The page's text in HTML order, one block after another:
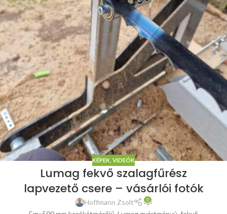
KÉPEK, VIDEÓK
Lumag fekvő szalagfűrész
lapvezető csere – vásárlói fotók
Hoffmann Zsolt 0